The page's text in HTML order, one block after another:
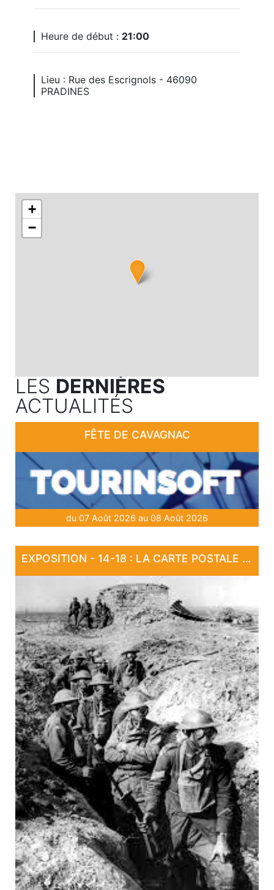
Heure de début : 21:00
Lieu : Rue des Escrignols - 46090
PRADINES
+
−
LES DERNIÈRES
ACTUALITÉS
FÊTE DE CAVAGNAC
du 07 Août 2026 au 08 Août 2026
EXPOSITION - 14-18 : LA CARTE POSTALE EN GUERRE